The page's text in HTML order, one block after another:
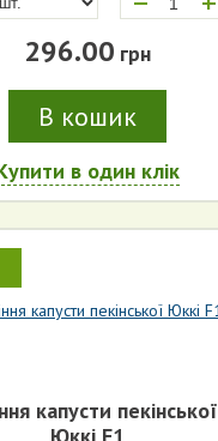
296.00 грн
В кошик
в один клік
капусти пекінської